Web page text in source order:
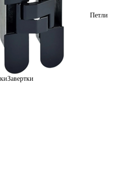
Петли
Завертки